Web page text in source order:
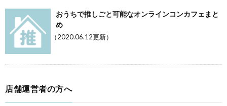
おうちで推しごと可能なオンラインコンカフェまと
め
（2020.06.12更新）
店舗運営者の方へ